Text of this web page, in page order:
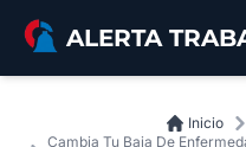
Saltar al contenido principal
ALERTA
Inicio
Cambia Tu Baja De